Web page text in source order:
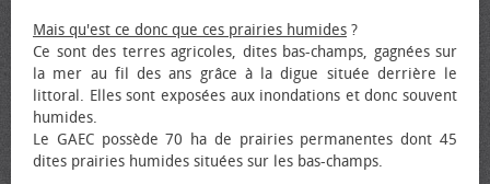
Mais qu'est ce donc que ces prairies humides ?
Ce sont des terres agricoles, dites bas-champs, gagnées sur
la mer au fil des ans grâce à la digue située derrière le
littoral. Elles sont exposées aux inondations et donc souvent
humides.
Le GAEC possède 70 ha de prairies permanentes dont 45
dites prairies humides situées sur les bas-champs.